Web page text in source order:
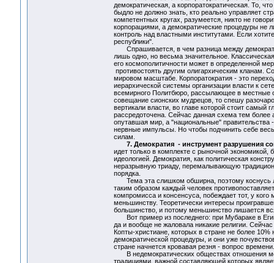
демократическая, а корпоратократическая. То,
быдло не должно знать, кто реально управляет
компетентных кругах, разумеется, никто не
корпорациями, а демократические процедуры не
контроль над властными институтами. Если
республики".
Спрашивается, в чем разница между
лишь одно, но весьма значительное.
его космополитичности может в определенной
противостоять другим олигархическим кланам.
мировом масштабе. Корпоратократия - это
иерархической системы организации власти к
всемирного Политбюро, рассылающее в местные
совещание сионских мудрецов, то спешу
вертикали власти, во главе которой стоит самый
рассредоточена. Сейчас данная схема тем более
опутавшая мир, а "национальные"
нервные импульсы. Но чтобы подчинить себе
силам.
7. Демократия - инструмент разрушения
идет только в комплекте с рыночной экономикой,
идеологией. Демократия, как политическая
неразрывную триаду, перемалывающую
порядка.
Тема эта слишком обширна, поэтому коснусь
таким образом каждый человек
компромисса и консенсуса, побеждает тот, у
меньшинству. Теоретически интересы
большинство, и потому меньшинство лишается
Вот пример из последнего: при Мубараке в
да и вообще не жаловала никакие религии.
Копты-христиане, которых в стране не более
демократической процедуры, и они уже
стране начнется кровавая резня - вопрос времени.
В недемократических обществах отношения
традициями, важной составляющей которых